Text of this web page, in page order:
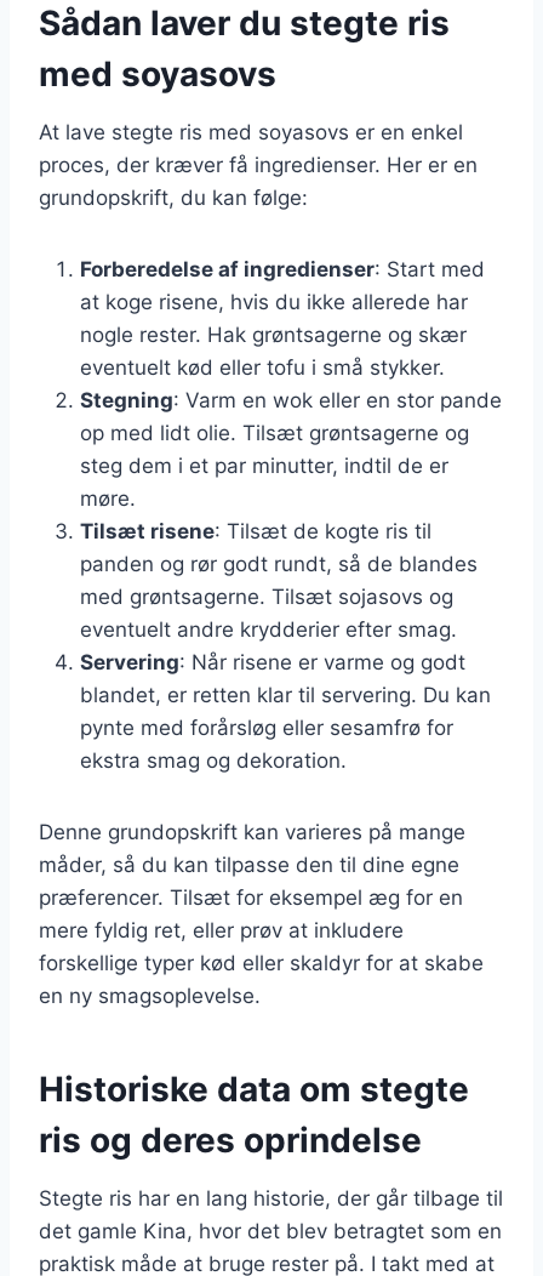
Sådan laver du stegte ris
med soyasovs
At lave stegte ris med soyasovs er en enkel
proces, der kræver få ingredienser. Her er en
grundopskrift, du kan følge:
Forberedelse af ingredienser: Start med
at koge risene, hvis du ikke allerede har
nogle rester. Hak grøntsagerne og skær
eventuelt kød eller tofu i små stykker.
Stegning: Varm en wok eller en stor pande
op med lidt olie. Tilsæt grøntsagerne og
steg dem i et par minutter, indtil de er
møre.
Tilsæt risene: Tilsæt de kogte ris til
panden og rør godt rundt, så de blandes
med grøntsagerne. Tilsæt sojasovs og
eventuelt andre krydderier efter smag.
Servering: Når risene er varme og godt
blandet, er retten klar til servering. Du kan
pynte med forårsløg eller sesamfrø for
ekstra smag og dekoration.
Denne grundopskrift kan varieres på mange
måder, så du kan tilpasse den til dine egne
præferencer. Tilsæt for eksempel æg for en
mere fyldig ret, eller prøv at inkludere
forskellige typer kød eller skaldyr for at skabe
en ny smagsoplevelse.
Historiske data om stegte
ris og deres oprindelse
Stegte ris har en lang historie, der går tilbage til
det gamle Kina, hvor det blev betragtet som en
praktisk måde at bruge rester på. I takt med at